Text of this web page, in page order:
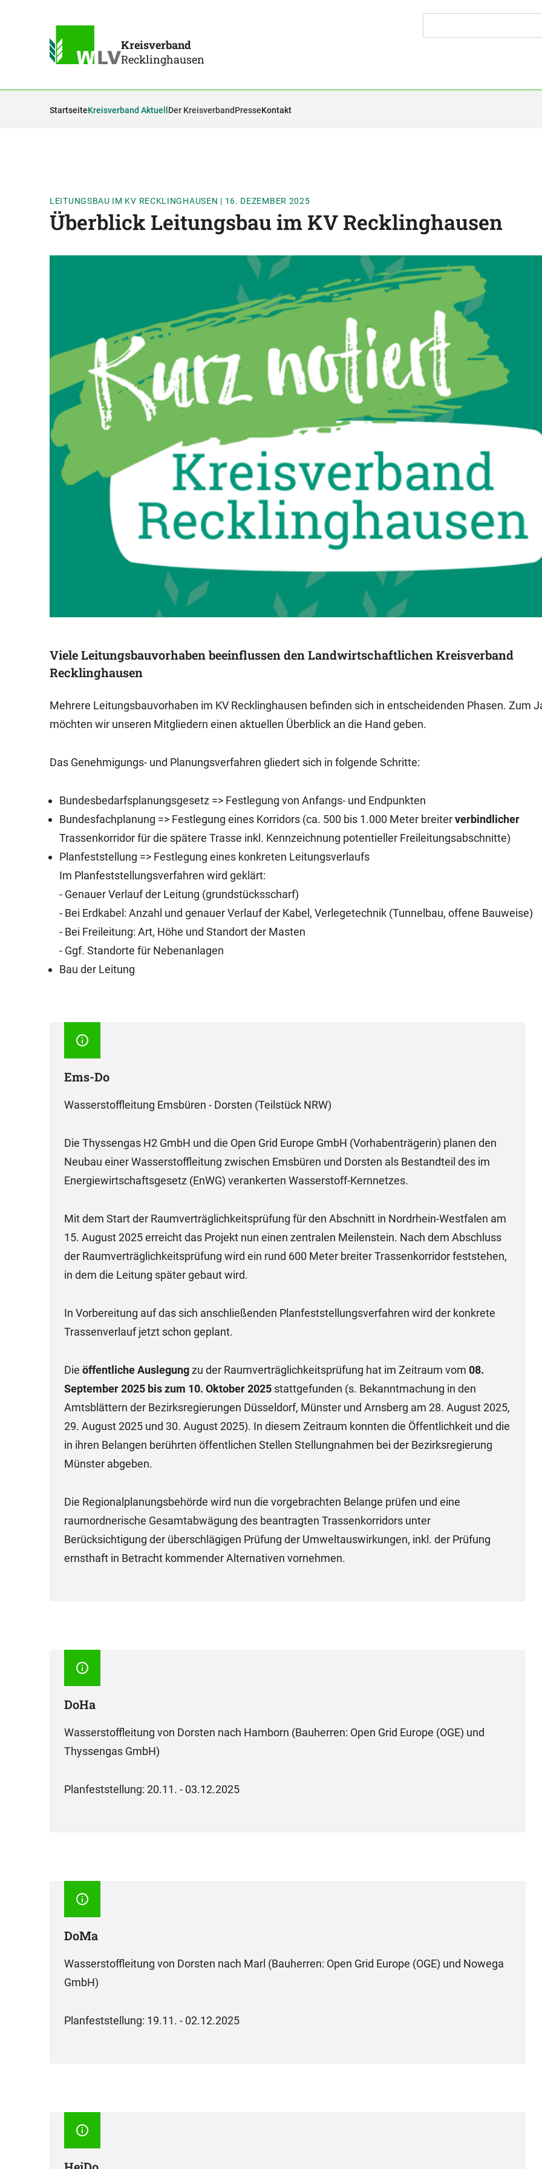
Kreisverband
Recklinghausen
StartseiteKreisverband Aktuell Der KreisverbandPresseKontakt
LEITUNGSBAU IM KV RECKLINGHAUSEN | 16. DEZEMBER 2025
Überblick Leitungsbau im KV Recklinghausen
Viele Leitungsbauvorhaben beeinflussen den Landwirtschaftlichen Kreisverband
Recklinghausen
Mehrere Leitungsbauvorhaben im KV Recklinghausen befinden sich in entscheidenden Phasen. Zum
möchten wir unseren Mitgliedern einen aktuellen Überblick an die Hand geben.
Das Genehmigungs- und Planungsverfahren gliedert sich in folgende Schritte:
Bundesbedarfsplanungsgesetz => Festlegung von Anfangs- und Endpunkten
Bundesfachplanung => Festlegung eines Korridors (ca. 500 bis 1.000 Meter breiterverbindlicher
Trassenkorridor für die spätere Trasse inkl. Kennzeichnung potentieller Freileitungsabschnitte)
Planfeststellung => Festlegung eines konkreten Leitungsverlaufs
Im Planfeststellungsverfahren wird geklärt:
- Genauer Verlauf der Leitung (grundstücksscharf)
- Bei Erdkabel: Anzahl und genauer Verlauf der Kabel, Verlegetechnik (Tunnelbau, offene Bauweise)
- Bei Freileitung: Art, Höhe und Standort der Masten
- Ggf. Standorte für Nebenanlagen
Bau der Leitung
Ems-Do
Wasserstoffleitung Emsbüren - Dorsten (Teilstück NRW)
Die Thyssengas H2 GmbH und die Open Grid Europe GmbH (Vorhabenträgerin) planen den
Neubau einer Wasserstoffleitung zwischen Emsbüren und Dorsten als Bestandteil des im
Energiewirtschaftsgesetz (EnWG) verankerten Wasserstoff-Kernnetzes.
Mit dem Start der Raumverträglichkeitsprüfung für den Abschnitt in Nordrhein-Westfalen am
15. August 2025 erreicht das Projekt nun einen zentralen Meilenstein. Nach dem Abschluss
der Raumverträglichkeitsprüfung wird ein rund 600 Meter breiter Trassenkorridor feststehen,
in dem die Leitung später gebaut wird.
In Vorbereitung auf das sich anschließenden Planfeststellungsverfahren wird der konkrete
Trassenverlauf jetzt schon geplant.
Die öffentliche Auslegungzu der Raumverträglichkeitsprüfung hat im Zeitraum vom 08.
September 2025 bis zum 10. Oktober 2025 stattgefunden (s. Bekanntmachung in den
Amtsblättern der Bezirksregierungen Düsseldorf, Münster und Arnsberg am 28. August 2025,
29. August 2025 und 30. August 2025). In diesem Zeitraum konnten die Öffentlichkeit und die
in ihren Belangen berührten öffentlichen Stellen Stellungnahmen bei der Bezirksregierung
Münster abgeben.
Die Regionalplanungsbehörde wird nun die vorgebrachten Belange prüfen und eine
raumordnerische Gesamtabwägung des beantragten Trassenkorridors unter
Berücksichtigung der überschlägigen Prüfung der Umweltauswirkungen, inkl. der Prüfung
ernsthaft in Betracht kommender Alternativen vornehmen.
DoHa
Wasserstoffleitung von Dorsten nach Hamborn (Bauherren: Open Grid Europe (OGE) und
Thyssengas GmbH)
Planfeststellung: 20.11. - 03.12.2025
DoMa
Wasserstoffleitung von Dorsten nach Marl (Bauherren: Open Grid Europe (OGE) und Nowega
GmbH)
Planfeststellung: 19.11. - 02.12.2025